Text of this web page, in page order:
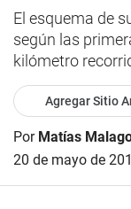
El esquema de
según las
kilómetro
Agregar Sitio
Por Matías
20 de mayo de